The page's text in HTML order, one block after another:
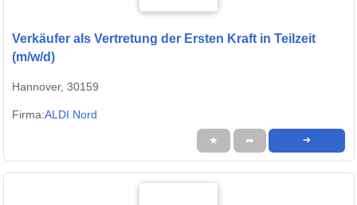
Verkäufer als Vertretung der Ersten Kraft in Teilzeit
(m/w/d)
Hannover, 30159
Firma:ALDI Nord
★ ➦ ➜